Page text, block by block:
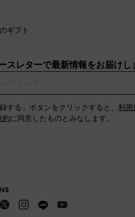
ギフト
スレターで最新情報をお届けし
する」ボタンをクリックすると、 利用
約に同意したものとみなします。